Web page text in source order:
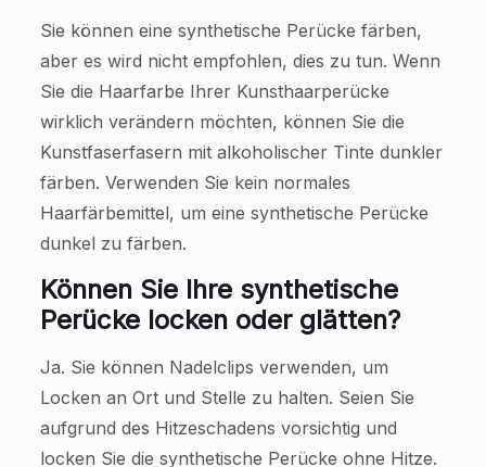
Sie können eine synthetische Perücke färben,
aber es wird nicht empfohlen, dies zu tun. Wenn
Sie die Haarfarbe Ihrer Kunsthaarperücke
wirklich verändern möchten, können Sie die
Kunstfaserfasern mit alkoholischer Tinte dunkler
färben. Verwenden Sie kein normales
Haarfärbemittel, um eine synthetische Perücke
dunkel zu färben.
Können Sie Ihre synthetische
Perücke locken oder glätten?
Ja. Sie können Nadelclips verwenden, um
Locken an Ort und Stelle zu halten. Seien Sie
aufgrund des Hitzeschadens vorsichtig und
locken Sie die synthetische Perücke ohne Hitze.